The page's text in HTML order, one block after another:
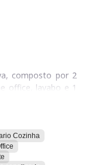
composto por 2
office, lavabo e 1
na cozinha, A
funcionalidade
Cozinha